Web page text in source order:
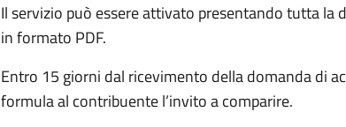
Il servizio può essere attivato presentando tutta la
in formato PDF.
Entro 15 giorni dal ricevimento della domanda di
formula al contribuente l’invito a comparire.